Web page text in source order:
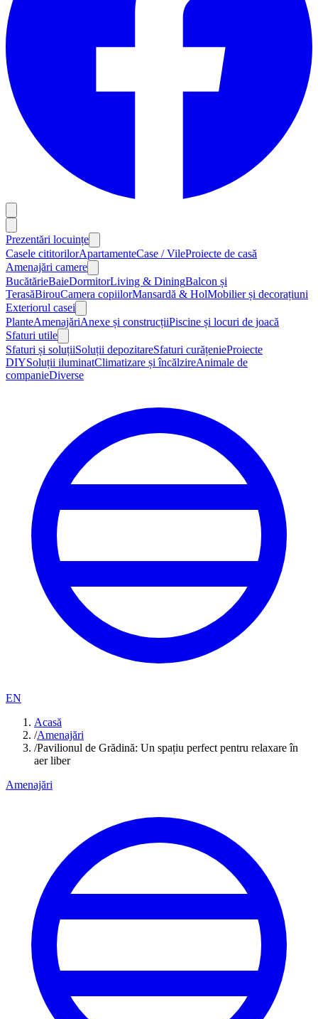
Prezentări locuințe
Casele cititorilorApartamenteCase / VileProiecte de casă
Amenajări camere
BucătărieBaieDormitorLiving & DiningBalcon și
TerasăBirouCamera copiilorMansardă & HolMobilier și decorațiuni
Exteriorul casei
PlanteAmenajăriAnexe și construcțiiPiscine și locuri de joacă
Sfaturi utile
Sfaturi și soluțiiSoluții depozitareSfaturi curățenieProiecte
DIYSoluții iluminatClimatizare și încălzireAnimale de
companieDiverse
EN
Acasă
/Amenajări
/Pavilionul de Grădină: Un spațiu perfect pentru relaxare în
aer liber
Amenajări